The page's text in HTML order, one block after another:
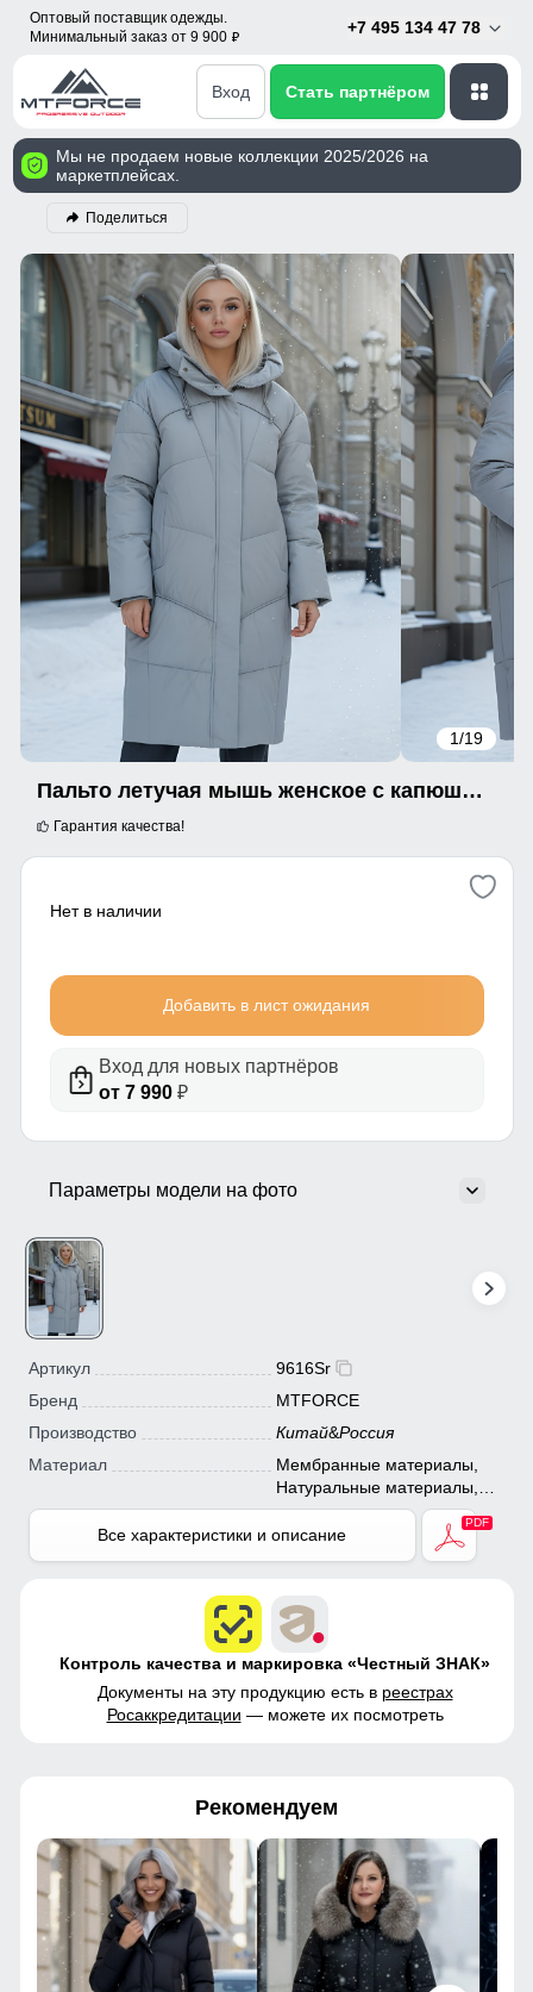
Оптовый поставщик одежды.
Минимальный заказ от 9 900 p
+7 495 134 47 78
Вход Стать партнёром
Мы не продаем новые коллекции 2025/2026 на
маркетплейсах.
Поделиться
1/19
Пальто летучая мышь женское с капюшоном зимнее серого цвета 9616Sr
Гарантия качества!
Нет в наличии
Добавить в лист ожидания
Вход для новых партнёров
от 7 990₽
Параметры модели на фото
Артикул
9616Sr
Бренд
MTFORCE
Производство
Китай&Россия
Материал
Мембранные материалы,
Натуральные материалы,
Полиэстер, Плащевка,
Тефлон, Ткань, Экологичные
Все характеристики и описание
Контроль качества и маркировка «Честный ЗНАК»
Документы на эту продукцию есть в реестрах
Росаккредитации — можете их посмотреть
Рекомендуем